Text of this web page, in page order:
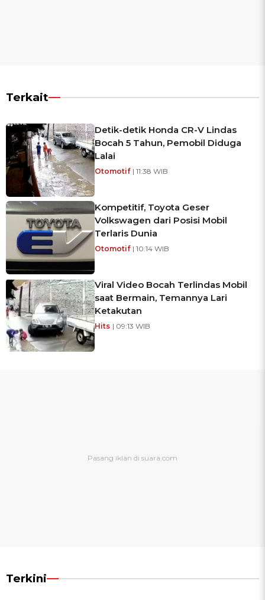
Terkait
Detik-detik Honda CR-V Lindas
Bocah 5 Tahun, Pemobil Diduga
Lalai
Otomotif | 11:38 WIB
Kompetitif, Toyota Geser
Volkswagen dari Posisi Mobil
Terlaris Dunia
Otomotif | 10:14 WIB
Viral Video Bocah Terlindas Mobil
saat Bermain, Temannya Lari
Ketakutan
Hits | 09:13 WIB
Terkini